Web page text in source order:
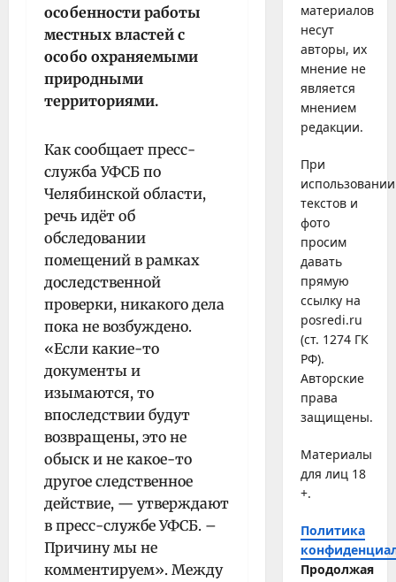
особенности работы
местных властей с
особо охраняемыми
природными
территориями.
Как сообщает пресс-
служба УФСБ по
Челябинской области,
речь идёт об
обследовании
помещений в рамках
доследственной
проверки, никакого дела
пока не возбуждено.
«Если какие-то
документы и
изымаются, то
впоследствии будут
возвращены, это не
обыск и не какое-то
другое следственное
действие, — утверждают
в пресс-службе УФСБ. –
Причину мы не
комментируем». Между
материалов
несут
авторы, их
мнение не
является
мнением
редакции.
При
использовании
текстов и
фото
просим
давать
прямую
ссылку на
posredi.ru
(ст. 1274 ГК
РФ).
Авторские
права
защищены.
Материалы
для лиц 18
+.
Политика
Продолжая